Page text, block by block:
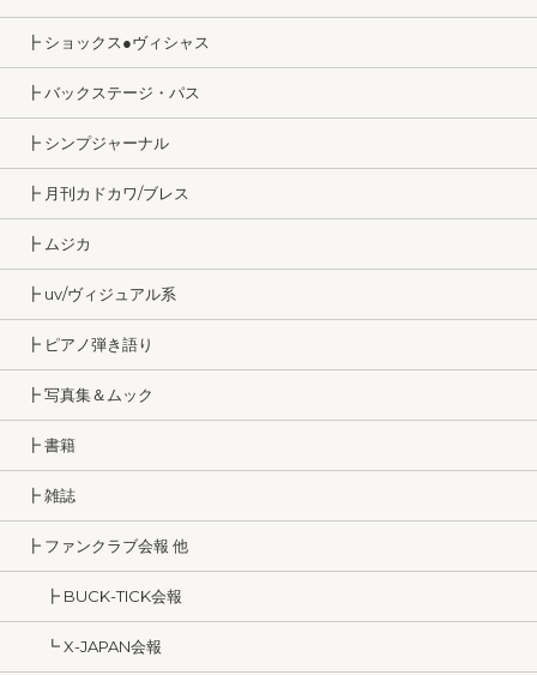
┣ ショックス●ヴィシャス
┣ バックステージ・パス
┣ シンプジャーナル
┣ 月刊カドカワ/ブレス
┣ ムジカ
┣ uv/ヴィジュアル系
┣ ピアノ弾き語り
┣ 写真集＆ムック
┣ 書籍
┣ 雑誌
┣ ファンクラブ会報 他
┣ BUCK-TICK会報
┗ X-JAPAN会報